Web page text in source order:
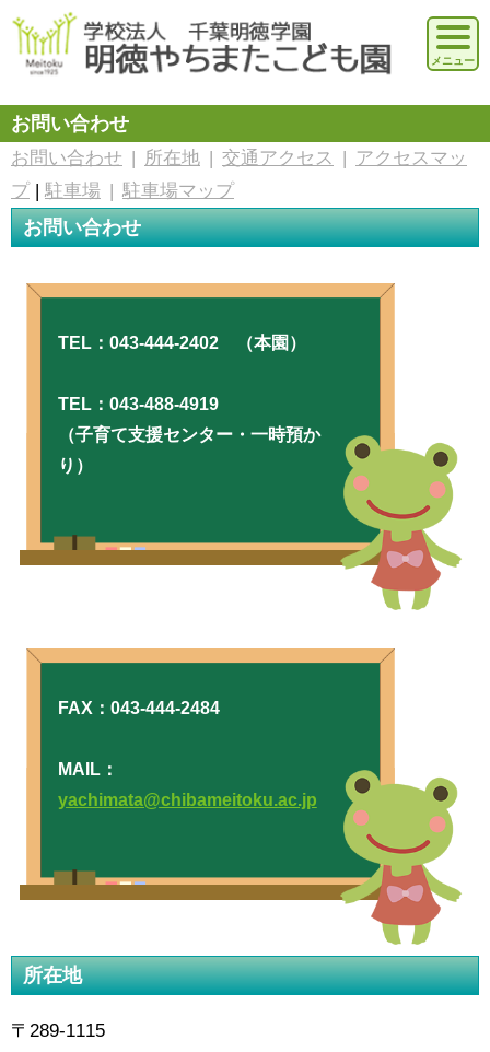
お問い合わせ
お問い合わせ | 所在地 | 交通アクセス | アクセスマッ
プ| 駐車場 | 駐車場マップ
お問い合わせ
TEL： 043-444-2402（本園）
TEL： 043-488-4919
（子育て支援センター・一時預か
り）
FAX：043-444-2484
MAIL：
yachimata@chibameitoku.ac.jp
所在地
〒289-1115